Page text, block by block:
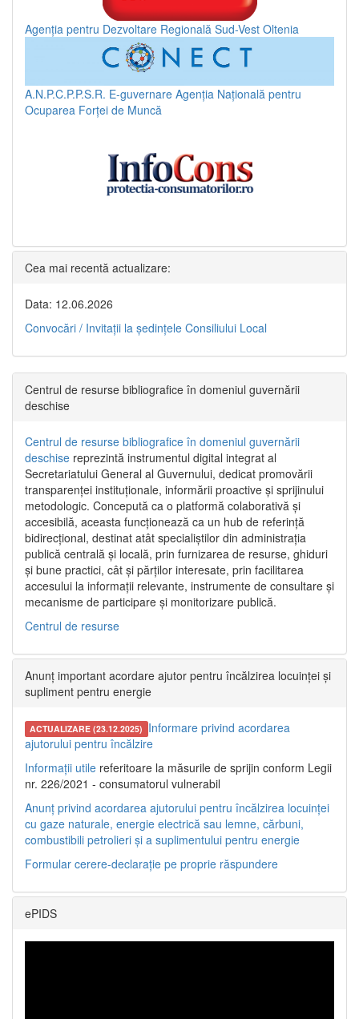
Agenția pentru Dezvoltare Regională Sud-Vest Oltenia
A.N.P.C.P.P.S.R. E-guvernare Agenția Națională pentru
Ocuparea Forței de Muncă
Cea mai recentă actualizare:
Data: 12.06.2026
Convocări / Invitaţii la şedinţele Consiliului Local
Centrul de resurse bibliografice în domeniul guvernării
deschise
Centrul de resurse bibliografice în domeniul guvernării
deschise reprezintă instrumentul digital integrat al
Secretariatului General al Guvernului, dedicat promovării
transparenței instituționale, informării proactive și sprijinului
metodologic. Concepută ca o platformă colaborativă și
accesibilă, aceasta funcționează ca un hub de referință
bidirecțional, destinat atât specialiștilor din administrația
publică centrală și locală, prin furnizarea de resurse, ghiduri
și bune practici, cât și părților interesate, prin facilitarea
accesului la informații relevante, instrumente de consultare și
mecanisme de participare și monitorizare publică.
Centrul de resurse
Anunț important acordare ajutor pentru încălzirea locuinței și
supliment pentru energie
ACTUALIZARE (23.12.2025) Informare privind acordarea
ajutorului pentru încălzire
Informații utile referitoare la măsurile de sprijin conform Legii
nr. 226/2021 - consumatorul vulnerabil
Anunț privind acordarea ajutorului pentru încălzirea locuinței
cu gaze naturale, energie electrică sau lemne, cărbuni,
combustibili petrolieri și a suplimentului pentru energie
Formular cerere-declarație pe proprie răspundere
ePIDS